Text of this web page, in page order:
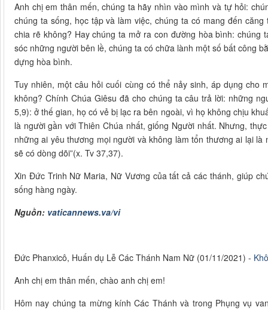
Anh chị em thân mến, chúng ta hãy nhìn vào mình và tự hỏi:
chúng ta sống, học tập và làm việc, chúng ta có mang đến
chia rẽ không? Hay chúng ta mở ra con đường hòa bình:
sóc những người bên lề, chúng ta có chữa lành một số bất công
dựng hòa bình.
Tuy nhiên, một câu hỏi cuối cùng có thể nảy sinh, áp dụng
không? Chính Chúa Giêsu đã cho chúng ta câu trả lời: những
5,9): ở thế gian, họ có vẻ bị lạc ra bên ngoài, vì họ không chịu
là người gần với Thiên Chúa nhất, giống Người nhất. Nhưng,
những ai yêu thương mọi người và không làm tổn thương ai lại
sẽ có dòng dõi”(x. Tv 37,37).
Xin Đức Trinh Nữ Maria, Nữ Vương của tất cả các thánh, giúp
sống hàng ngày.
Nguồn: vaticannews.va/vi
Đức Phanxicô, Huấn dụ Lễ Các Thánh Nam Nữ (01/11/2021) -
Anh chị em thân mến, chào anh chị em!
Hôm nay chúng ta mừng kính Các Thánh và trong Phụng vụ